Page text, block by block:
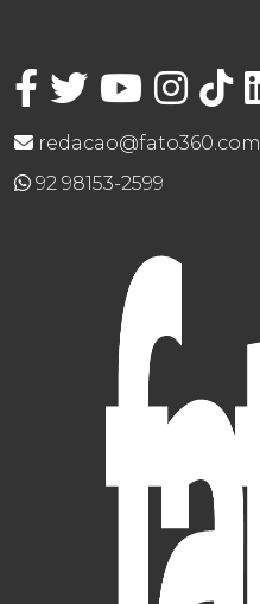
redacao@fato360.com
92 98153-2599